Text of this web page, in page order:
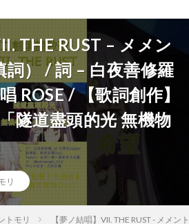
THE RUST – メメン
詞） / 詞 – 白夜善修羅
ROSE / 【歌詞創作】
隧道盡頭的光 無機物
リ
トモリ 【夢ノ結唱】VII. THE RUST - メメ